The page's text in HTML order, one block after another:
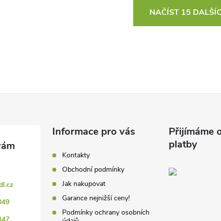
NAČÍST 15
Informace pro vás
Kontakty
Obchodní podmínky
Jak nakupovat
Garance nejnižší ceny!
Podmínky ochrany osobních
Přijímáme
platby